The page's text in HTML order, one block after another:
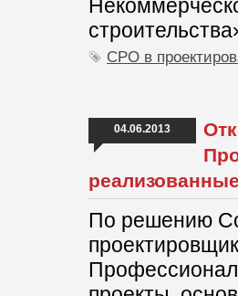
СРО в
04.06.2013
По решению